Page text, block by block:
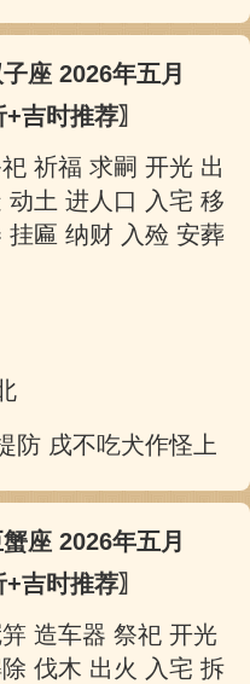
座 2026年五月
吉时推荐〗
祈福 求嗣 开光 出
动土 进人口 入宅 移
挂匾 纳财 入殓 安葬
防 戌不吃犬作怪上床
座 2026年五月
吉时推荐〗
造车器 祭祀 开光
伐木 出火 入宅 拆